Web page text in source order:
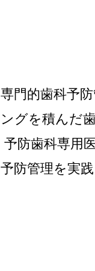
専門的歯科予
ングを積んだ
予防歯科専用
予防管理を実